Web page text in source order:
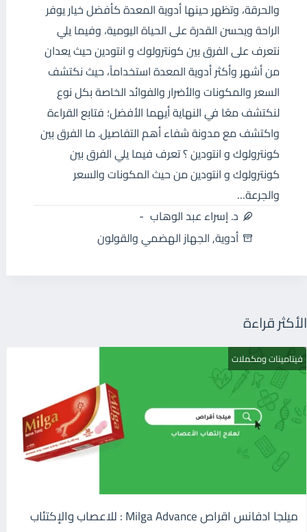
والحرقة، وتظهر حينها أدوية المعدة كأفضل خيار يوفر
الراحة ويحسن القدرة على الحياة اليومية، وفيما يلي
نتعرف على الفرق بين كونترولوك و انتودين حيث يعدان
من أشهر وأكثر أدوية المعدة استخداماً، حيث نكتشف
السعر والمكونات والأضرار والفوائد الخاصة بكل نوع
لنكتشف معًا في النهاية أيهما الأفضل؛ فتابع القراءة
واكتشف مع مدونة شفاء أهم التفاصيل. ما الفرق بين
كونترولوك و انتودين ؟ تعرف فيما يلي الفرق بين
كونترولوك و انتودين من حيث المكونات والسعر
والجرعة…
د. إسراء عبد الوهاب
أدوية,الجهاز الهضمي والقولون
الأكثر قراءة
فيتامينات ومكملات
ميلجا ادفانس اقراص Milga Advance : للاعصاب والإكتئاب